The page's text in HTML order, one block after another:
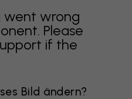
went wrong
Please
if the
Bild ändern?